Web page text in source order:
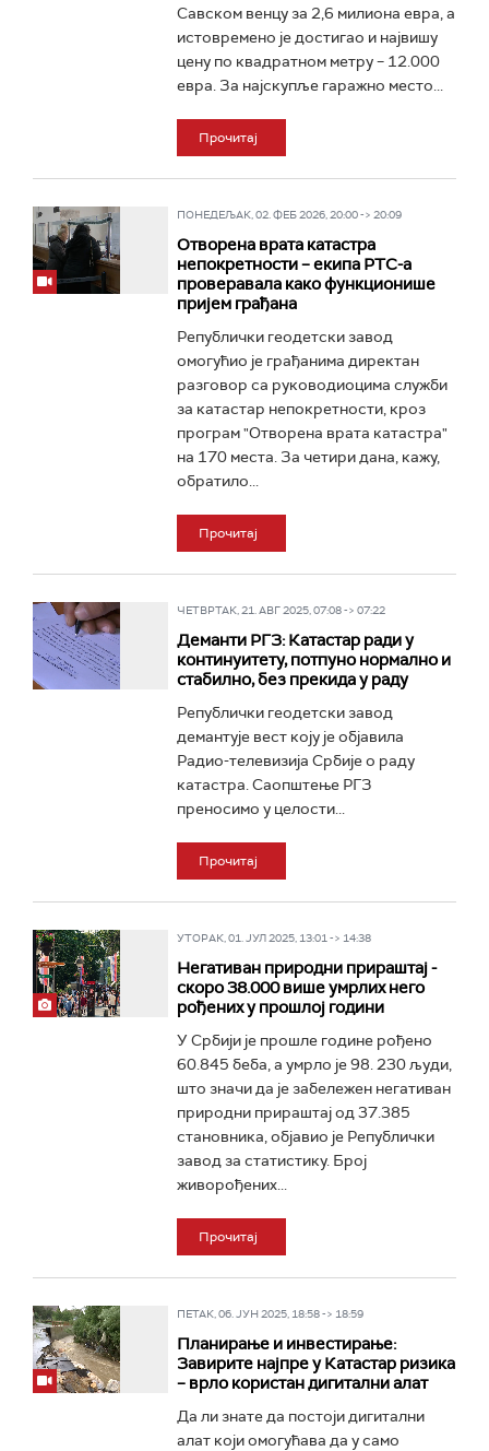
Савском венцу за 2,6 милиона евра, а
истовремено је достигао и највишу
цену по квадратном метру – 12.000
евра. За најскупље гаражно место...
Прочитај
ПОНЕДЕЉАК, 02. ФЕБ 2026, 20:00 -> 20:09
Отворена врата катастра
непокретности – екипа РТС-а
проверавала како функционише
пријем грађана
Републички геодетски завод
омогућио је грађанима директан
разговор са руководиоцима служби
за катастар непокретности, кроз
програм "Отворена врата катастра"
на 170 места. За четири дана, кажу,
обратило...
Прочитај
ЧЕТВРТАК, 21. АВГ 2025, 07:08 -> 07:22
Деманти РГЗ: Катастар ради у
континуитету, потпуно нормално и
стабилно, без прекида у раду
Републички геодетски завод
демантује вест коју је објавила
Радио-телевизија Србије о раду
катастра. Саопштење РГЗ
преносимо у целости...
Прочитај
УТОРАК, 01. ЈУЛ 2025, 13:01 -> 14:38
Негативан природни прираштај -
скоро 38.000 више умрлих него
рођених у прошлој години
У Србији је прошле године рођено
60.845 беба, а умрло је 98. 230 људи,
што значи да је забележен негативан
природни прираштај од 37.385
становника, објавио је Републички
завод за статистику. Број
живорођених...
Прочитај
ПЕТАК, 06. ЈУН 2025, 18:58 -> 18:59
Планирање и инвестирање:
Завирите најпре у Катастар ризика
– врло користан дигитални алат
Да ли знате да постоји дигитални
алат који омогућава да у само